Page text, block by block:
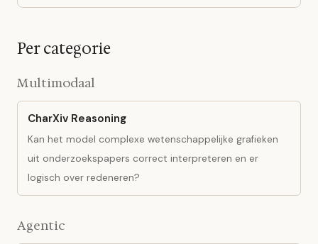
Per categorie
Multimodaal
CharXiv Reasoning
Kan het model complexe wetenschappelijke grafieken
uit onderzoekspapers correct interpreteren en er
logisch over redeneren?
Agentic